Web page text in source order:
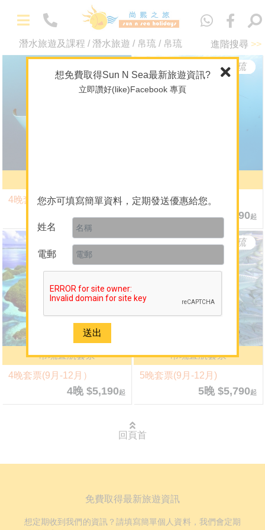
想免費取得Sun N Sea最新旅遊資訊?
立即讚好(like)Facebook 專頁
您亦可填寫簡單資料，定期發送優惠給您。
姓名
電郵
Eng
馬爾代夫專門店
主題 / 深度遊
關於我們
-
關於 Sun N Sea Holidays
團隊介紹
人才招聘
網誌
媒體報導
聯絡我們
免費取得 Sun N Sea 最新資訊
2926 1668(旺角)
潛水旅遊及課程 / 潛水旅遊 / 帛琉 / 帛琉 進階搜尋 >>
4晚套票(7月-8月)
4晚 $7,490起
帛琉
5晚套票(7月-8月)
5晚 $7,990起
帛琉
帛琉直航套票
4晚套票(9月-12月）
4晚 $5,190起
帛琉
帛琉直航套票
5晚套票(9月-12月)
5晚 $5,790起
回頁首
免費取得最新旅遊資訊
想定期收到我們的資訊？請填寫簡單個人資料，我們會定期